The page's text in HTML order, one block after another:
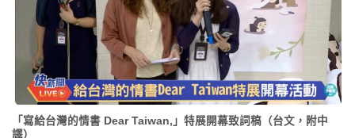
「寫給台灣的情書 Dear Taiwan,」特展開幕致詞稿（台文，附中
譯）